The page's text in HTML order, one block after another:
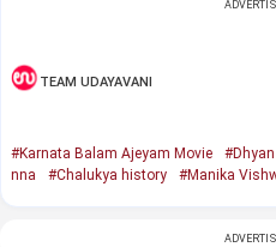
TEAM UDAYAVANI
#Karnata Balam Ajeyam Movie
nna
#Chalukya history #Manika